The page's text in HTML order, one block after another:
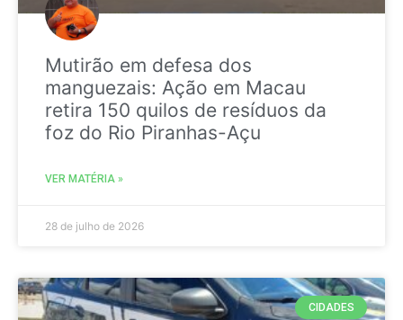
Mutirão em defesa dos
manguezais: Ação em Macau
retira 150 quilos de resíduos da
foz do Rio Piranhas-Açu
VER MATÉRIA »
28 de julho de 2026
CIDADES